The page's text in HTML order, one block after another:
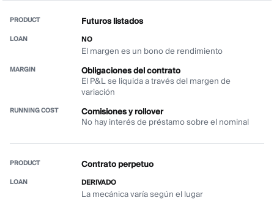
Futuros listados
NO
El margen es un bono de rendimiento
Obligaciones del contrato
El P&L se liquida a través del margen de
variación
Comisiones y rollover
No hay interés de préstamo sobre el nominal
Contrato perpetuo
DERIVADO
La mecánica varía según el lugar